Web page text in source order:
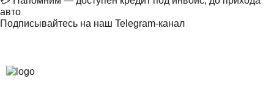
авто
Подписывайтесь на наш Telegram-канал